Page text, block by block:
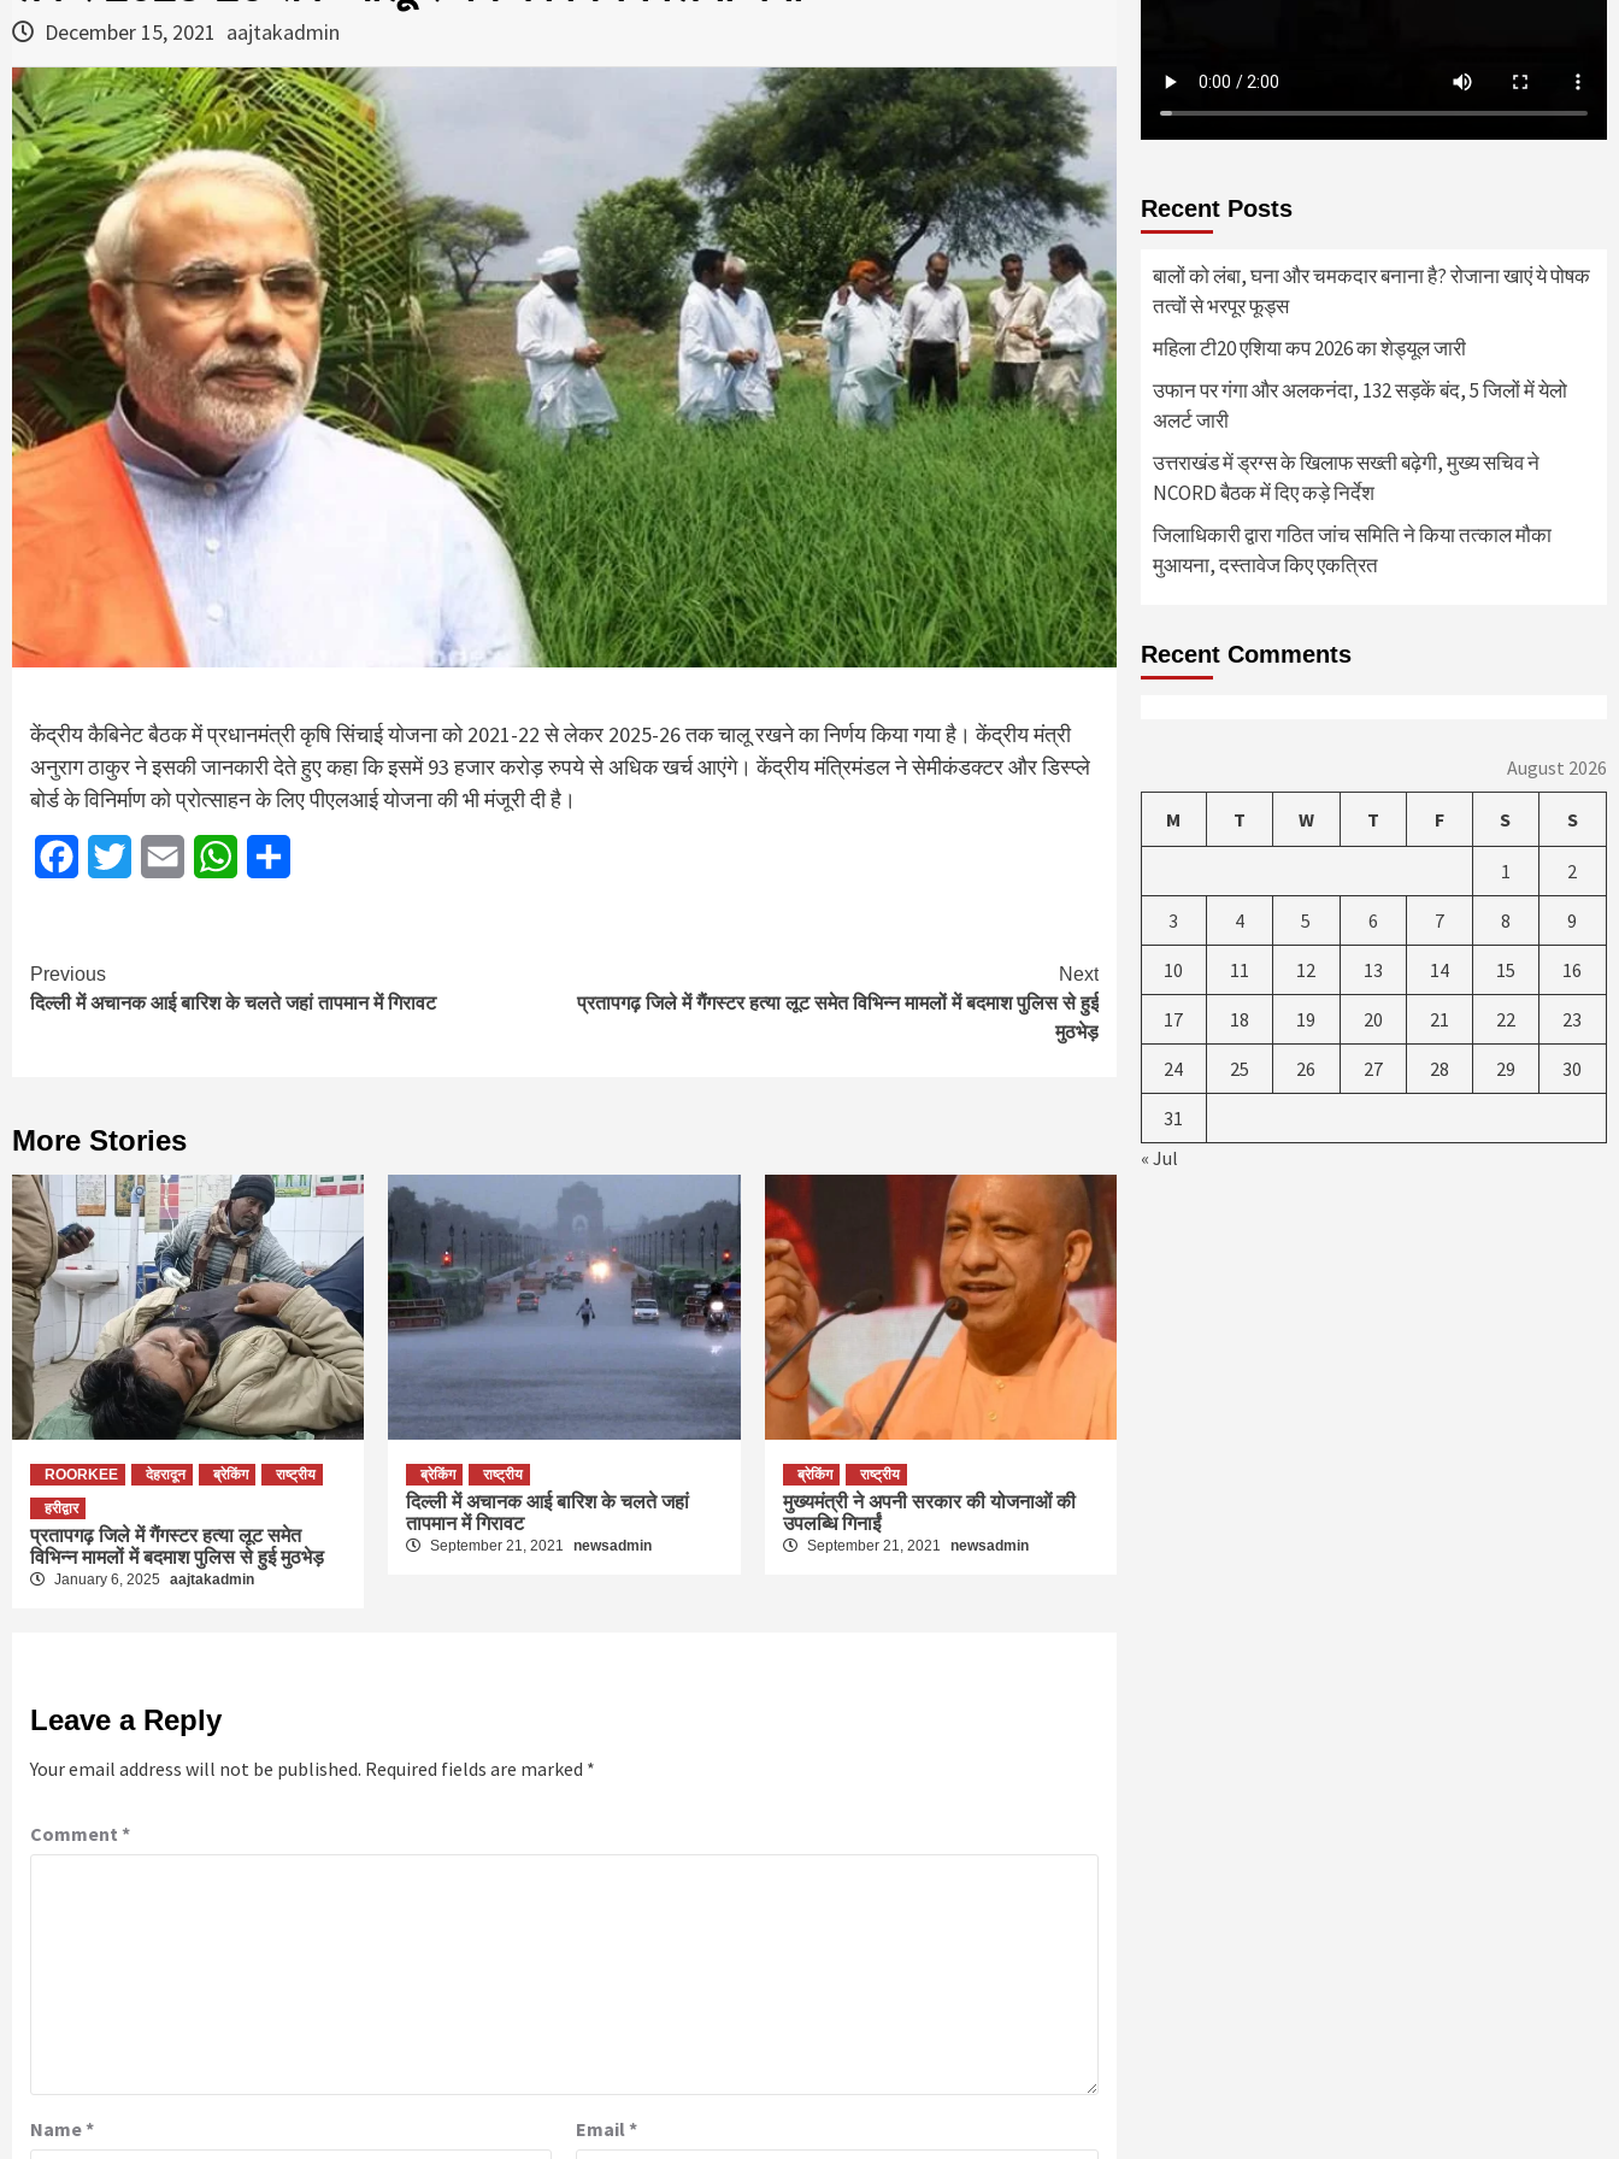
December 15, 2021 aajtakadmin
केंद्रीय कैबिनेट बैठक में प्रधानमंत्री कृषि सिंचाई योजना को 2021-22 से लेकर 2025-26 तक चालू रखने का निर्णय किया गया है। केंद्रीय मंत्री
अनुराग ठाकुर ने इसकी जानकारी देते हुए कहा कि इसमें 93 हजार करोड़ रुपये से अधिक खर्च आएंगे। केंद्रीय मंत्रिमंडल ने सेमीकंडक्टर और डिस्प्ले
बोर्ड के विनिर्माण को प्रोत्साहन के लिए पीएलआई योजना की भी मंजूरी दी है।
FacebookTwitter Email WhatsApp
Continue
Reading
Previous
दिल्ली में अचानक आई बारिश के चलते जहां तापमान में गिरावट
Next
प्रतापगढ़ ज‍िले में गैंगस्‍टर हत्या लूट समेत विभिन्न मामलों में बदमाश पुलिस से हुई
मुठभेड़
More Stories
ROORKEE देहरादून ब्रेकिंग
राष्ट्रीय
हरीद्वार
प्रतापगढ़ ज‍िले में गैंगस्‍टर हत्या लूट समेत
विभिन्न मामलों में बदमाश पुलिस से हुई मुठभेड़
January 6, 2025 aajtakadmin
ब्रेकिंग राष्ट्रीय
दिल्ली में अचानक आई बारिश के चलते जहां
तापमान में गिरावट
September 21, 2021 newsadmin
ब्रेकिंग राष्ट्रीय
मुख्यमंत्री ने अपनी सरकार की योजनाओं की
उपलब्धि गिनाईं
September 21, 2021 newsadmin
Leave a Reply
Your email address will not be published. Required fields are marked *
Comment *
Name* Email*
Recent Posts
बालों को लंबा, घना और चमकदार बनाना है? रोजाना खाएं ये पोषक
तत्वों से भरपूर फूड्स
महिला टी20 एशिया कप 2026 का शेड्यूल जारी
उफान पर गंगा और अलकनंदा, 132 सड़कें बंद, 5 जिलों में येलो
अलर्ट जारी
उत्तराखंड में ड्रग्स के खिलाफ सख्ती बढ़ेगी, मुख्य सचिव ने
NCORD बैठक में दिए कड़े निर्देश
जिलाधिकारी द्वारा गठित जांच समिति ने किया तत्काल मौका
मुआयना, दस्तावेज किए एकत्रित
Recent Comments
August 2026
M T W T F S S
1 2
3 4 5 6 7 8 9
10 11 12 13 14 15 16
17 18 19 20 21 22 23
24 25 26 27 28 29 30
31
« Jul